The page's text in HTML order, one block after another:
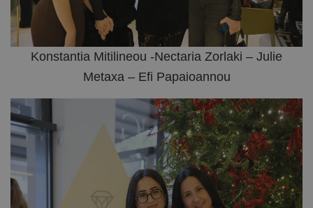
Konstantia Mitilineou -Nectaria Zorlaki – Julie
Metaxa – Efi Papaioannou